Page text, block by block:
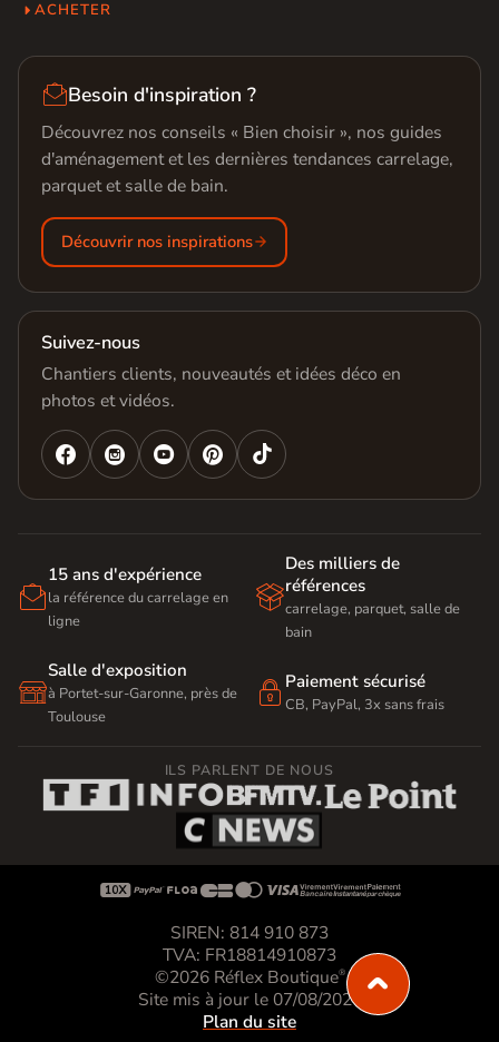
ACHETER
Besoin d'inspiration ?
Découvrez nos conseils « Bien choisir », nos guides
d'aménagement et les dernières tendances carrelage,
parquet et salle de bain.
Découvrir nos inspirations
Suivez-nous
Chantiers clients, nouveautés et idées déco en
photos et vidéos.
   

15 ans d'expérience
la référence du carrelage en
ligne

Des milliers de
références
carrelage, parquet, salle de
bain

Salle d'exposition
à Portet-sur-Garonne, près de
Toulouse
 Paiement sécurisé
CB, PayPal, 3x sans frais
ILS PARLENT DE NOUS

SIREN: 814 910 873
TVA: FR18814910873
©2026 Réflex Boutique®
Site mis à jour le 07/08/2026
Plan du site